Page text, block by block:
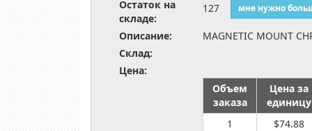
Остаток на
складе:
127 мне нужно
Описание:
MAGNETIC MOUNT
Склад:
Цена:
Объем
заказа
Цена за
единицу
1
$74.88